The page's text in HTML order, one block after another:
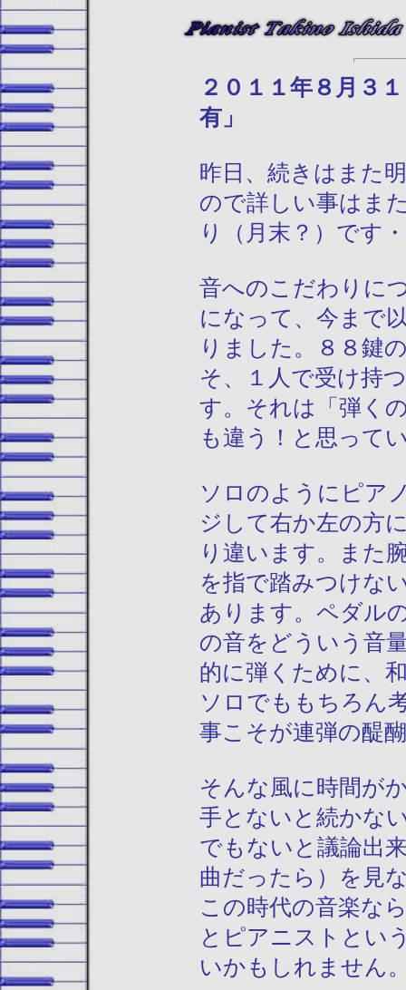
２０１１
有」
昨日、続きはまた
ので詳しい事はま
り（月末？）です
音へのこだわりに
になって、今まで
りました。８８鍵
そ、１人で受け持
す。それは「弾く
も違う！と思って
ソロのようにピア
ジして右か左の方
り違います。また
を指で踏みつけな
あります。ペダル
の音をどういう音
的に弾くために、
ソロでももちろん
事こそが連弾の醍
そんな風に時間が
手とないと続かな
でもないと議論出
曲だったら）を見
この時代の音楽な
とピアニストとい
いかもしれません